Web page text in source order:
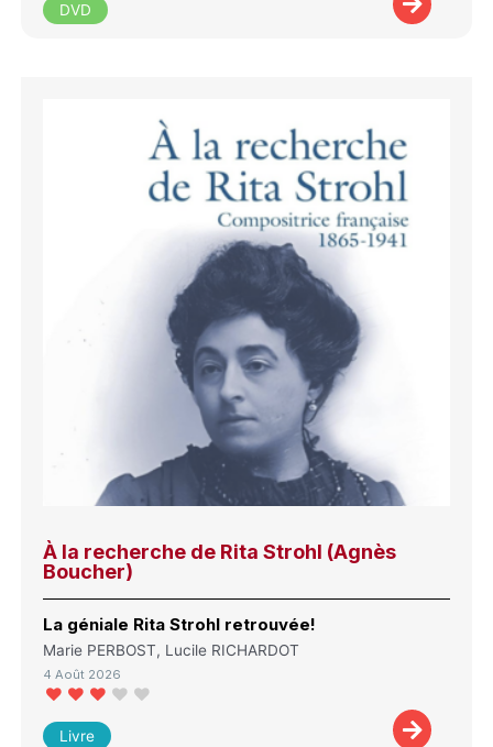
DVD
À la recherche de Rita Strohl (Agnès
Boucher)
La géniale Rita Strohl retrouvée!
Marie PERBOST, Lucile RICHARDOT
4 Août 2026
Livre